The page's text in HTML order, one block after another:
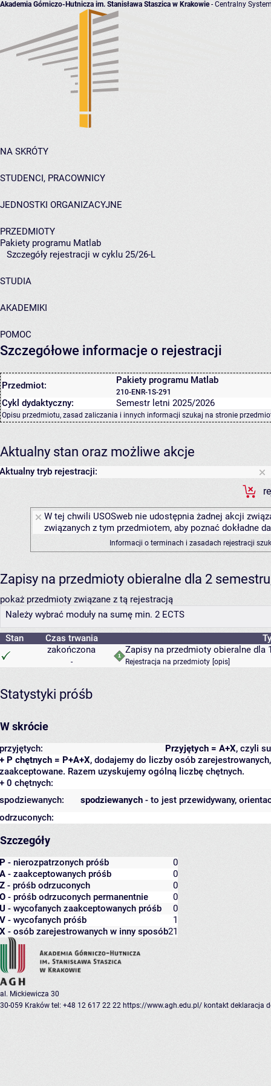
Akademia Górniczo-Hutnicza im. Stanisława Staszica w Krakowie- Centralny
NA SKRÓTY
STUDENCI, PRACOWNICY
JEDNOSTKI ORGANIZACYJNE
PRZEDMIOTY
Pakiety programu Matlab
Szczegóły rejestracji w cyklu 25/26-L
STUDIA
AKADEMIKI
POMOC
Szczegółowe informacje o rejestracji
Przedmiot: Pakiety programu Matlab
210-ENR-1S-291
Cykl dydaktyczny: Semestr letni 2025/2026
Opisu przedmiotu, zasad zaliczania i innych informacji szukaj na stronie
Aktualny stan oraz możliwe akcje
Aktualny tryb rejestracji:
W tej chwili USOSweb nie udostępnia żadnej akcji
związanych z tym przedmiotem, aby poznać dokładne
Informacji o terminach i zasadach rejestracji
Zapisy na przedmioty obieralne dla 2
pokaż przedmioty związane z tą rejestracją
Należy wybrać moduły na sumę min. 2 ECTS
Stan Czas trwania
zakończona
-
Zapisy na przedmioty obieralne dla
Rejestracja na przedmioty opis
Statystyki próśb
W skrócie
Przyjętych = A+X, czyli
przyjętych:
+ P chętnych = P+A+X, dodajemy do liczby osób
zaakceptowane. Razem uzyskujemy ogólną liczbę chętnych.
+ 0 chętnych:
spodziewanych - to jest przewidywany,
spodziewanych:
odrzuconych:
Szczegóły
P - nierozpatrzonych próśb
0
A - zaakceptowanych próśb
0
Z - próśb odrzuconych
0
O - próśb odrzuconych permanentnie
0
U - wycofanych zaakceptowanych próśb
0
V - wycofanych próśb
1
X - osób zarejestrowanych w inny sposób21
al. Mickiewicza 30
30-059 Kraków tel: +48 12 617 22 22 https://www.agh.edu.pl/ kontakt deklaracja